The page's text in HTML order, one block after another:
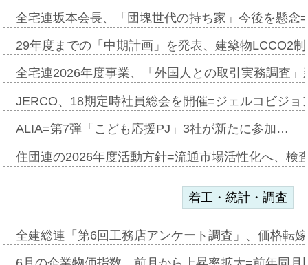
全宅連坂本会長、「団塊世代の持ち家」今後を懸
29年度までの「中期計画」を発表、建築物LCCO2
全宅連2026年度事業、「外国人との取引実務調査
JERCO、18期定時社員総会を開催=ジェルコビジ
ALIA=第7弾「こども応援PJ」3社が新たに参加…
住団連の2026年度活動方針=流通市場活性化へ、検
着工・統計・調査
全建総連「第6回工務店アンケート調査」、価格転